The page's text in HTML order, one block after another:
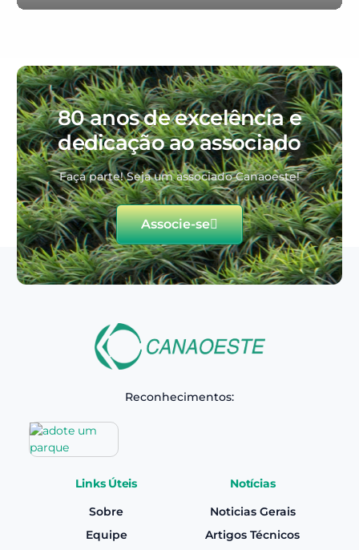
80 anos de excelência e
dedicação ao associado
Faça parte! Seja um associado Canaoeste!
Associe-se
Reconhecimentos:
Links Úteis
Sobre
Equipe
Notícias
Noticias Gerais
Artigos Técnicos